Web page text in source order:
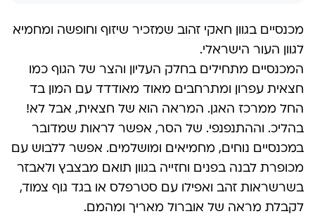
מכנסיים בגוון חאקי זהוב שמזכיר שיזוף וחופשה ומחמיא
לגוון העור הישראלי.
המכנסיים מתחילים בחלק העליון והצר של הגוף כמו
חצאית עפרון ומתרחבים מאוד מאודדד עם המון בד
החל ממרכז האגן. המראה הוא של חצאית, אבל לא!
בהליכ. וההתנפנפי. של הסר, אפשר לראות שמדובר
במכנסיים נוחים, מחמיאים ומושלמים. אפשר ללבוש עם
מכופרת לבנה בפנים וחזייה בגוון תואם מבצבץ ולאבזר
בשרשראות זהב ואפילו עם סטרפלס או בגד גוף צמוד,
לקבלת מראה של אוברול מאריך ומהמם.